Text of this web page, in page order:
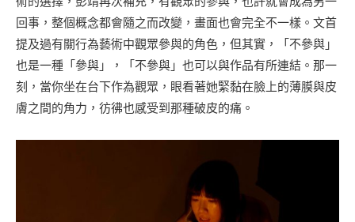
回事，整個概念都會隨之而改變，畫面也會完全不一樣。文首
提及過有關行為藝術中觀眾參與的角色，但其實，「不參與」
也是一種「參與」，「不參與」也可以與作品有所連結。那一
刻，當你坐在台下作為觀眾，眼看著她緊黏在臉上的薄膜與皮
膚之間的角力，彷彿也感受到那種破皮的痛。